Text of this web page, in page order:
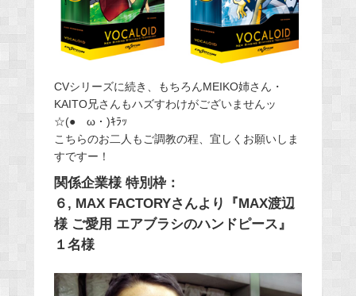
CVシリーズに続き、もちろんMEIKO姉さん・
KAITO兄さんもハズすわけがございませんッ
☆(●ゝω・)ｷﾗｯ
こちらのお二人もご調教の程、宜しくお願いしま
すですー！
関係企業様 特別枠：
６, MAX FACTORYさんより『MAX渡辺
様 ご愛用 エアブラシのハンドピース』
１名様